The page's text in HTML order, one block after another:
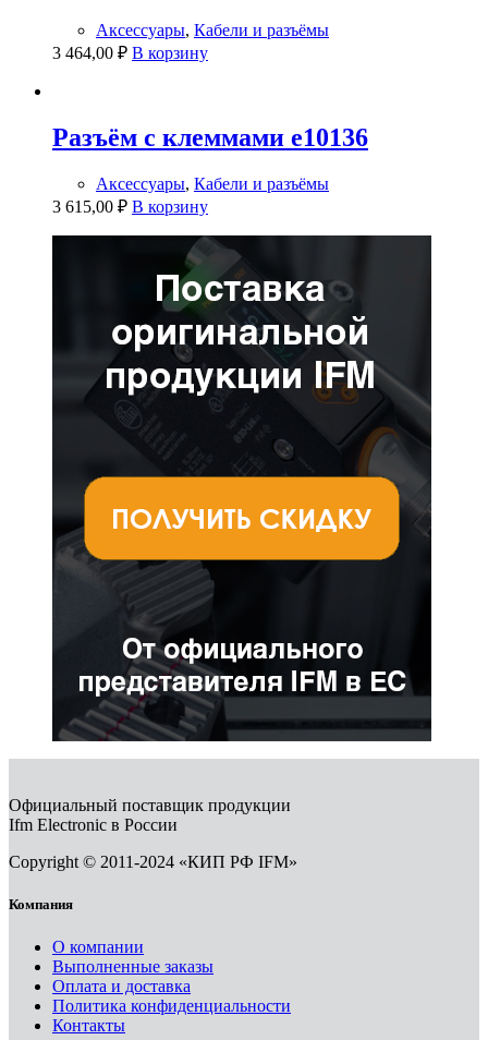
Аксессуары, Кабели и разъёмы
3 464,00 ₽ В корзину
Разъём с клеммами e10136
Аксессуары, Кабели и разъёмы
3 615,00 ₽ В корзину
Официальный поставщик продукции
Ifm Electronic в России
Copyright © 2011-2024 «КИП РФ IFM»
Компания
О компании
Выполненные заказы
Оплата и доставка
Политика конфиденциальности
Контакты